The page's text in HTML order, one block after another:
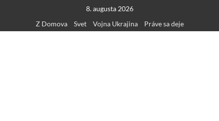
content
8. augusta 2026
Z Domova
Svet Vojna Ukrajina Práve sa deje